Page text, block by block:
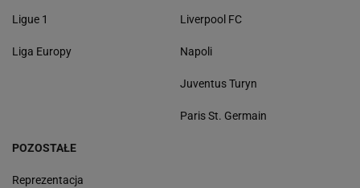
Ligue 1
Liga Europy
Liverpool FC
Napoli
Juventus Turyn
Paris St. Germain
POZOSTAŁE
Reprezentacja